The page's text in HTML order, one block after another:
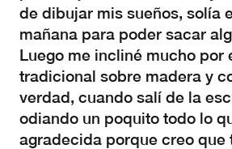
de dibujar mis sueños, solía
mañana para poder sacar
Luego me incliné mucho por
tradicional sobre madera y
verdad, cuando salí de la
odiando un poquito todo lo
agradecida porque creo que